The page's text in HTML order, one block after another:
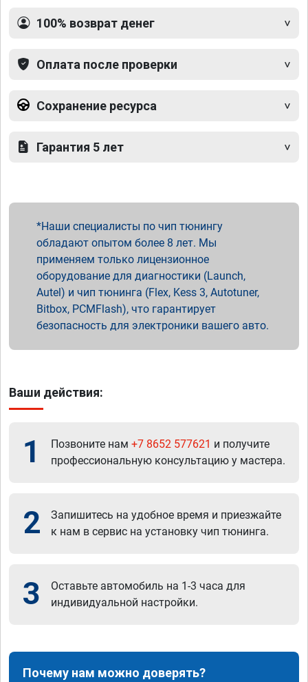
100% возврат денег
Оплата после проверки
Сохранение ресурса
Гарантия 5 лет
Наши специалисты по чип тюнингу
обладают опытом более 8 лет. Мы
применяем только лицензионное
оборудование для диагностики (Launch,
Autel) и чип тюнинга (Flex, Kess 3, Autotuner,
Bitbox, PCMFlash), что гарантирует
безопасность для электроники вашего авто.
Ваши действия:
1 Позвоните нам +7 8652 577621 и получите
профессиональную консультацию у мастера.
2
Запишитесь на удобное время и приезжайте
к нам в сервис на установку чип тюнинга.
3
Оставьте автомобиль на 1-3 часа для
индивидуальной настройки.
Почему нам можно доверять?